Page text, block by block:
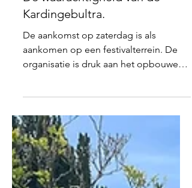
De waarachtigheid van de
Kardingebultra.
De aankomst op zaterdag is als
organisatie is druk aan het opbouwen
geven. Een constant weerzien van
bekenden met daarnaast nieuwe
ontmoetingen met andere atleten. De
Kardingebultra leeft! Ondanks dat het
een beproeving gaat worden is de